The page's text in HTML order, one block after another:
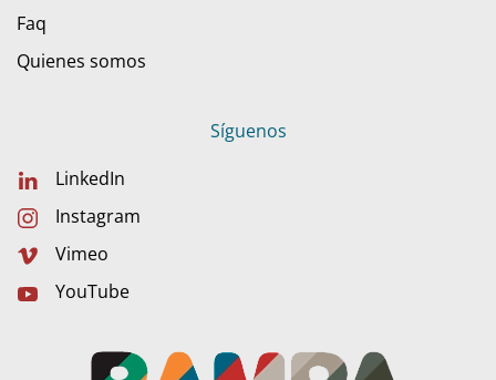
Faq
Quienes somos
Síguenos
LinkedIn
Instagram
Vimeo
YouTube